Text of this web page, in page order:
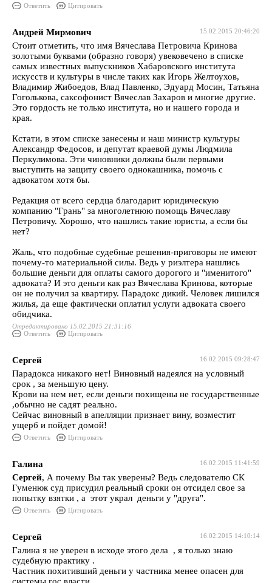
Ответить Цитировать
15.02.2015 20:46:20
Андрей Мирмович
Стоит отметить, что имя Вячеслава Петровича Кринова
золотыми буквами (образно говоря) увековечено в списке
самых известных выпускников Хабаровского института
искусств и культуры в числе таких как Игорь Желтоухов,
Владимир Жибоедов, Влад Павленко, Эдуард Мосин, Татьяна
Гоголькова, саксофонист Вячеслав Захаров и многие другие.
Это гордость не только института, но и нашего города и
края.
Кстати, в этом списке занесены и наш министр культуры
Александр Федосов, и депутат краевой думы Людмила
Перкулимова. Эти чиновники должны были первыми
выступить на защиту своего однокашника, помочь с
адвокатом хотя бы.
Редакция от всего сердца благодарит юридическую
компанию "Грань" за многолетнюю помощь Вячеславу
Петровичу. Хорошо, что нашлись такие юристы, а если бы
нет?
Жаль, что подобные судебные решения-приговоры не имеют
почему-то материальной силы. Ведь у риэлтера нашлись
большие деньги для оплаты самого дорогого и "именитого"
адвоката? И это деньги как раз Вячеслава Кринова, которые
он не получил за квартиру. Парадокс дикий. Человек лишился
жилья, да еще фактически оплатил услуги адвоката своего
обидчика.
Отредактировано 15.02.2015 21:31:16
Ответить
Цитировать
16.02.2015 09:28:47
Сергей
Парадокса никакого нет! Виновный надеялся на условный
срок , за меньшую цену.
Крови на нем нет, если деньги похищены не государственные
,обычно не садят реально.
Сейчас виновный в апелляции признает вину, возместит
ущерб и пойдет домой!
Ответить Цитировать
16.02.2015 11:41:59
Галина
Сергей, А почему Вы так уверены? Ведь следователю СК
Гуменюк суд присудил реальный сроки он отсидел свое за
попытку взятки , а этот украл деньги у "друга".
Ответить Цитировать
16.02.2015 14:10:14
Сергей
Галина я не уверен в исходе этого дела , я только знаю
судебную практику .
Частник похитивший деньги у частника менее опасен для